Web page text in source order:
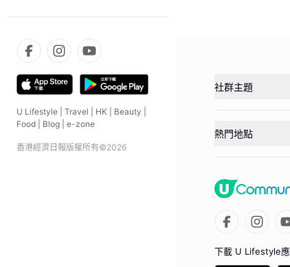
U Lifestyle Travel HK Beauty
Food
Blog e-zone
香港經濟日報版權所有©2026
社群主題
熱門地點
下載 U Lifestyle